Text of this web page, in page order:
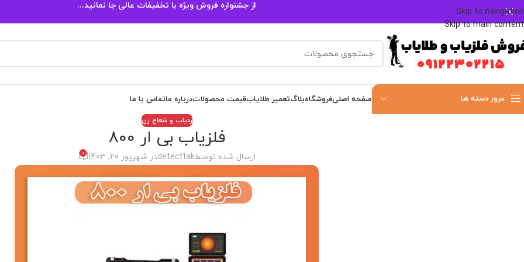
Skip to navigation
Skip to main content
از جشنواره فروش ویژه با تخفیفات عالی جا نمانید...
مرور دسته ها صفحه اصلیفروشگاهبلاگتعمیر طلایابقیمت محصولاتدرباره ماتماس با ما
ردیاب و شعاع زن
فلزیاب بی ار 800
ارسال شده توسطdetecttakدر شهریور 20, 1403 0